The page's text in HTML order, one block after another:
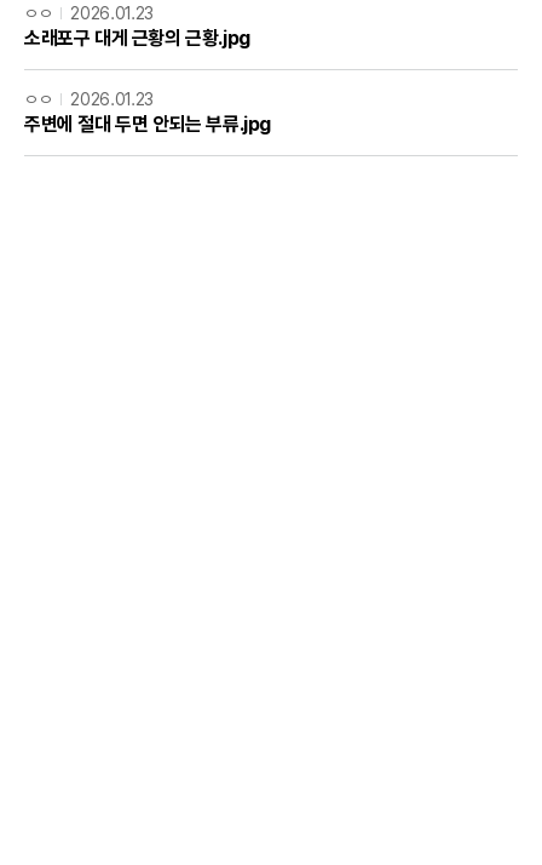
ㅇㅇ 2026.01.23
소래포구 대게 근황의 근황.jpg
ㅇㅇ 2026.01.23
주변에 절대 두면 안되는 부류.jpg